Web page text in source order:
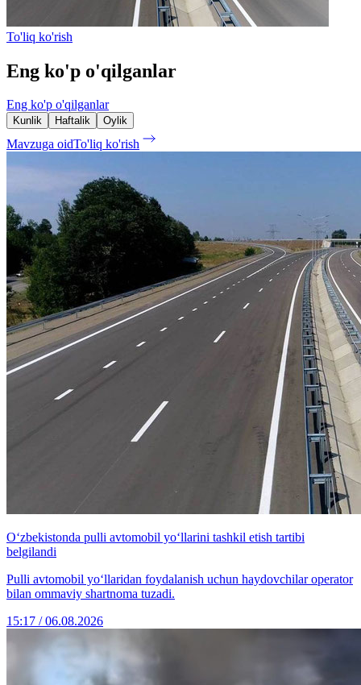
To'liq ko'rish
Eng ko'p o'qilganlar
Eng ko'p o'qilganlar
Kunlik Haftalik Oylik
Mavzuga oidTo'liq ko'rish
O‘zbekistonda pulli avtomobil yo‘llarini tashkil etish tartibi
belgilandi
Pulli avtomobil yo‘llaridan foydalanish uchun haydovchilar operator
bilan ommaviy shartnoma tuzadi.
15:17 / 06.08.2026